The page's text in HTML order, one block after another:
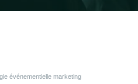
événementielle marketing